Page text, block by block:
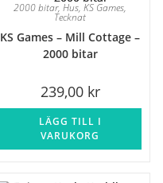
2000 bitar, Hus, KS Games,
Tecknat
KS Games – Mill Cottage –
2000 bitar
239,00 kr
LÄGG TILL I
VARUKORG